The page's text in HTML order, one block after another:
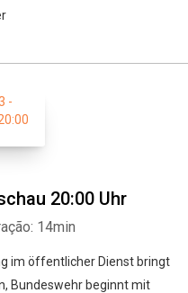
20:00 Uhr
14min
im öffentlicher Dienst bringt
Bundeswehr beginnt mit